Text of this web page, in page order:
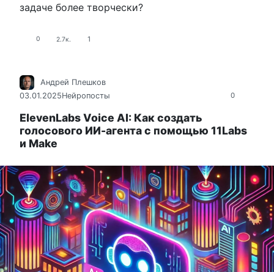
задаче более творчески?
0 2.7к. 1
0
Андрей Плешков
03.01.2025Нейропосты
ElevenLabs Voice AI: Как создать
голосового ИИ-агента с помощью 11Labs
и Make